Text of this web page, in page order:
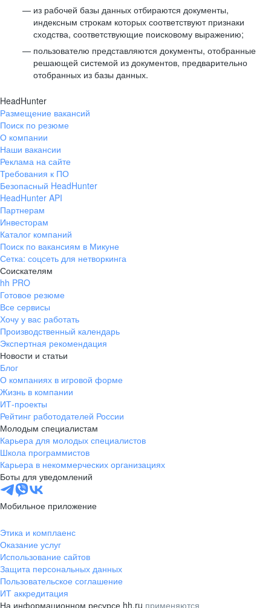
из рабочей базы данных отбираются документы,
индексным строкам которых соответствуют признаки
сходства, соответствующие поисковому выражению;
пользователю представляются документы, отобранные
решающей системой из документов, предварительно
отобранных из базы данных.
HeadHunter
Размещение вакансий
Поиск по резюме
О компании
Наши вакансии
Реклама на сайте
Требования к ПО
Безопасный HeadHunter
HeadHunter API
Партнерам
Инвесторам
Каталог компаний
Поиск по вакансиям в Микуне
Сетка: соцсеть для нетворкинга
Соискателям
hh PRO
Готовое резюме
Все сервисы
Хочу у вас работать
Производственный календарь
Экспертная рекомендация
Новости и статьи
Блог
О компаниях в игровой форме
Жизнь в компании
ИТ-проекты
Рейтинг работодателей России
Молодым специалистам
Карьера для молодых специалистов
Школа программистов
Карьера в некоммерческих организациях
Боты для уведомлений
Мобильное приложение
Этика и комплаенс
Оказание услуг
Использование сайтов
Защита персональных данных
Пользовательское соглашение
ИТ аккредитация
На информационном ресурсе hh.ru применяются